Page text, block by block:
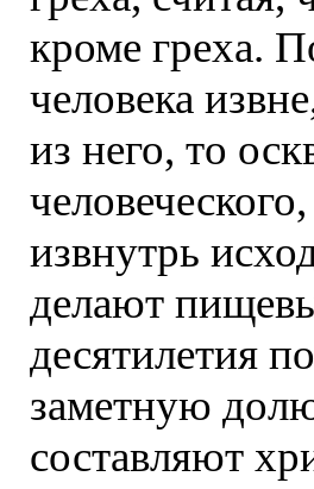
кроме греха.
человека
из него, то
извнутрь
делают
десятилетия
заметную
составляют